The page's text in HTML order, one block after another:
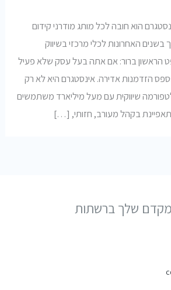
הוא חובה לכל מותג מודרני קידום
האחרונות לכלי מרכזי בשיווק
הראשון ברור: אם אתה בעל עסק שלא פעיל
הזדמנות אדירה. אינסטגרם היא לא רק
שיווקית עם מעל מיליארד משתמשים
בקהל מעורב, חזותי, […]
שלך ברשתות